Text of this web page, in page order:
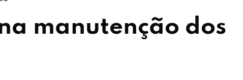
manutenção dos